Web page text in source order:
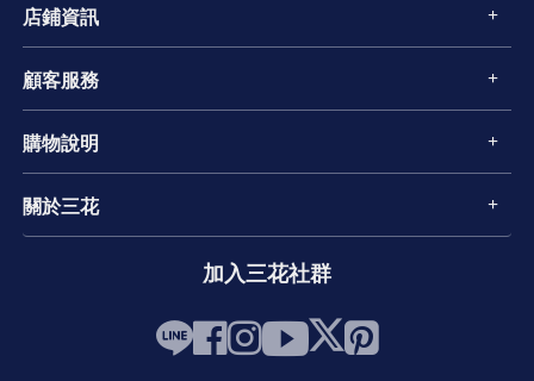
店鋪資訊
顧客服務
購物說明
關於三花
加入三花社群